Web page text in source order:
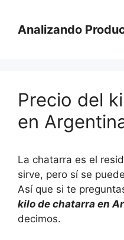
contenido
Analizando
Precio del
en
La chatarra es el
sirve, pero sí se
Así que si te
kilo de chatarra en
decimos.